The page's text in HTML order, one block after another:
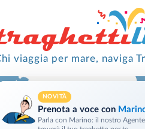
viaggia per mare, naviga
NOVITÀ
Prenota a voce con
Parla con Marino: il nostro